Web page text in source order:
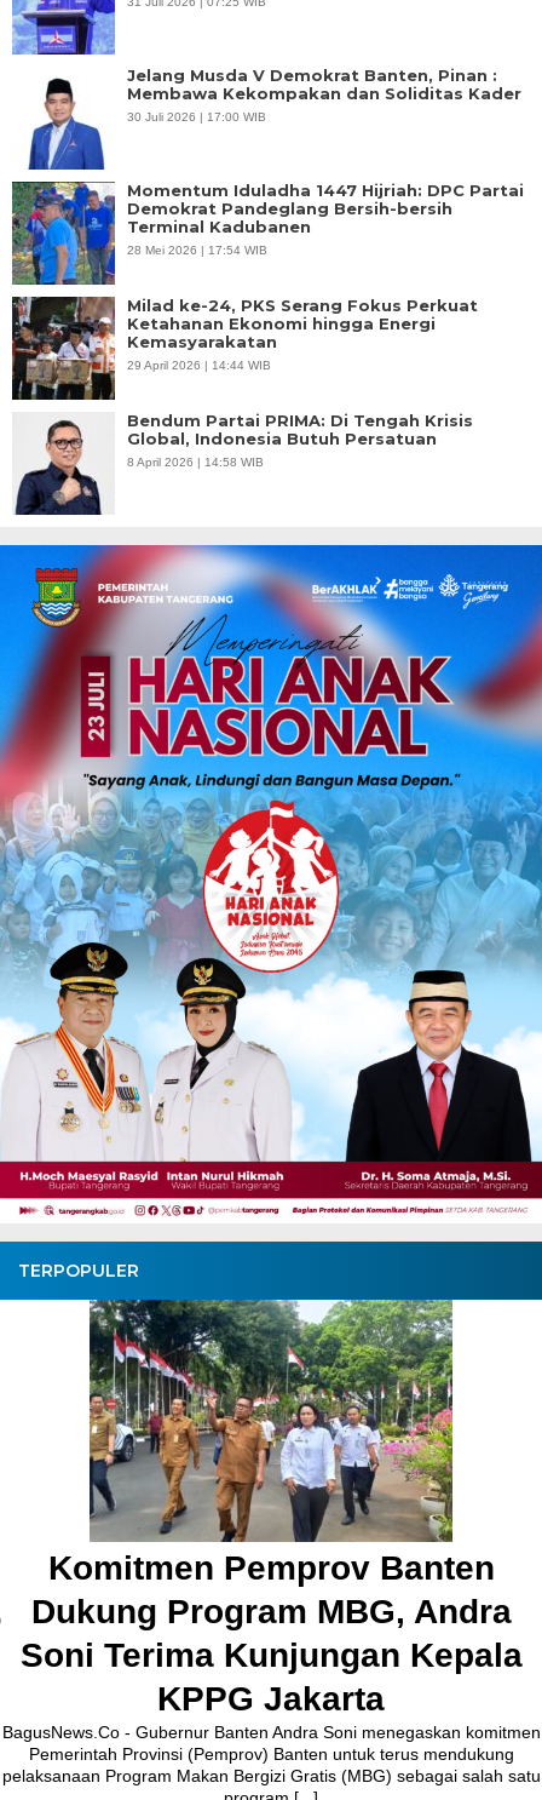
Jelang Musda V Demokrat Banten, Pinan :
Membawa Kekompakan dan Soliditas Kader
30 Juli 2026 | 17:00 WIB
Momentum Iduladha 1447 Hijriah: DPC Partai
Demokrat Pandeglang Bersih-bersih
Terminal Kadubanen
28 Mei 2026 | 17:54 WIB
Milad ke-24, PKS Serang Fokus Perkuat
Ketahanan Ekonomi hingga Energi
Kemasyarakatan
29 April 2026 | 14:44 WIB
Bendum Partai PRIMA: Di Tengah Krisis
Global, Indonesia Butuh Persatuan
8 April 2026 | 14:58 WIB
TERPOPULER
Pembangunan Jalan Ceplak–
Kronjo Sepanjang 11 Kilometer,
Bupati Tangerang: Awasi
Bersama
BagusNews.Co – Bupati Tangerang Moch. Maesyal Rasyid,
melakukan peletakan batu pertama (Groundbreaking) rekonstruksi
Agustus 2026.Pada acara tersebut, Bupati Maesyal [...]
3 hari ago